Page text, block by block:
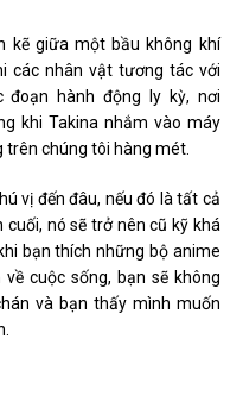
kẽ giữa một bầu không khí
các nhân vật tương tác với
đoạn hành động ly kỳ, nơi
khi Takina nhắm vào máy
trên chúng tôi hàng mét.
vị đến đâu, nếu đó là tất cả
nó sẽ trở nên cũ kỹ khá
bạn thích những bộ anime
cuộc sống, bạn sẽ không
và bạn thấy mình muốn